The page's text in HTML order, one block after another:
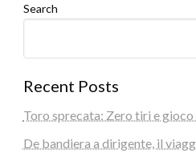
Search
Recent Posts
Toro sprecata: Zero tiri e gioco
De bandiera a dirigente, il